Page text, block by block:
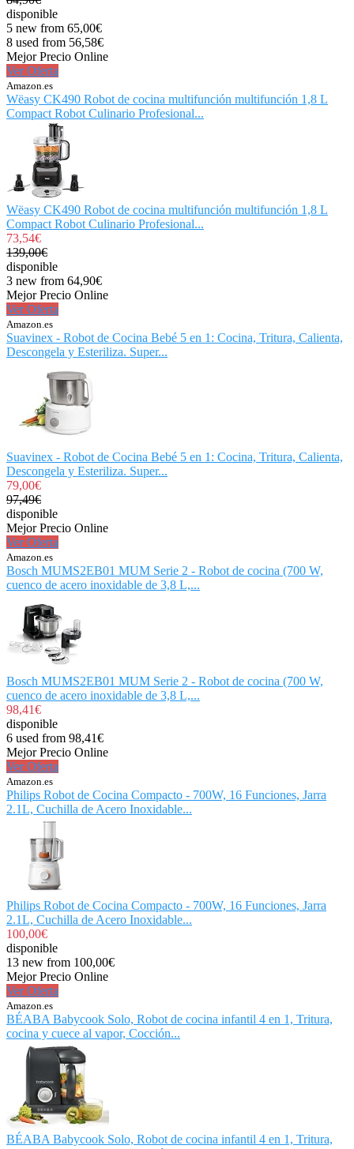
disponible
5 new from 65,00€
8 used from 56,58€
Mejor Precio Online
Ver Oferta
Amazon.es
Wëasy CK490 Robot de cocina multifunción multifunción 1,8 L
Compact Robot Culinario Profesional...
Wëasy CK490 Robot de cocina multifunción multifunción 1,8 L
Compact Robot Culinario Profesional...
73,54€
139,00€
disponible
3 new from 64,90€
Mejor Precio Online
Ver Oferta
Amazon.es
Suavinex - Robot de Cocina Bebé 5 en 1: Cocina, Tritura, Calienta,
Descongela y Esteriliza. Super...
Suavinex - Robot de Cocina Bebé 5 en 1: Cocina, Tritura, Calienta,
Descongela y Esteriliza. Super...
79,00€
97,49€
disponible
Mejor Precio Online
Ver Oferta
Amazon.es
Bosch MUMS2EB01 MUM Serie 2 - Robot de cocina (700 W,
cuenco de acero inoxidable de 3,8 L,...
Bosch MUMS2EB01 MUM Serie 2 - Robot de cocina (700 W,
cuenco de acero inoxidable de 3,8 L,...
98,41€
disponible
6 used from 98,41€
Mejor Precio Online
Ver Oferta
Amazon.es
Philips Robot de Cocina Compacto - 700W, 16 Funciones, Jarra
2.1L, Cuchilla de Acero Inoxidable...
Philips Robot de Cocina Compacto - 700W, 16 Funciones, Jarra
2.1L, Cuchilla de Acero Inoxidable...
100,00€
disponible
13 new from 100,00€
Mejor Precio Online
Ver Oferta
Amazon.es
BÉABA Babycook Solo, Robot de cocina infantil 4 en 1, Tritura,
cocina y cuece al vapor, Cocción...
BÉABA Babycook Solo, Robot de cocina infantil 4 en 1, Tritura,